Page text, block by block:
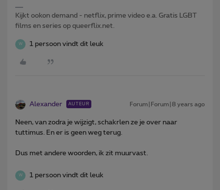
Kijkt ookon demand - netflix, prime video e.a. Gratis LGBT
films en series op queerflix.net.
W 1 persoon vindt dit leuk
Alexander AUTEUR Forum|Forum|8 years ago
Neen, van zodra je wijzigt, schakrlen ze je over naar
tuttimus. En er is geen weg terug.
Dus met andere woorden, ik zit muurvast.
W 1 persoon vindt dit leuk